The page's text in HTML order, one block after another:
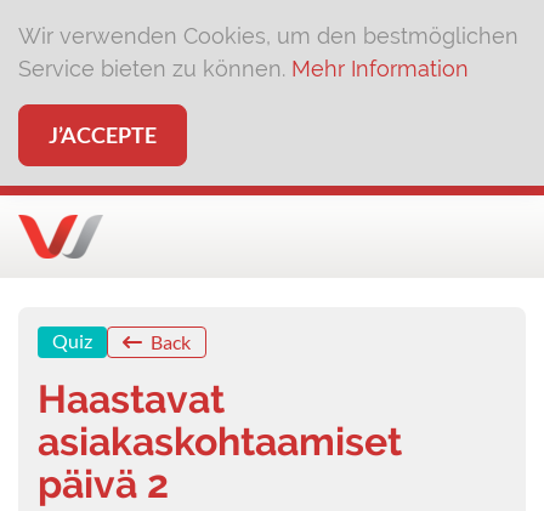
Wir verwenden Cookies, um den bestmöglichen
Service bieten zu können. Mehr Information
J’ACCEPTE
Quiz Back
Haastavat
asiakaskohtaamiset
päivä 2